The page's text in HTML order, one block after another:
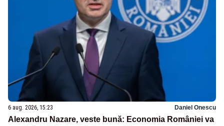
6 aug. 2026, 15:23 Daniel Onescu
Alexandru Nazare, veste bună: Economia României va